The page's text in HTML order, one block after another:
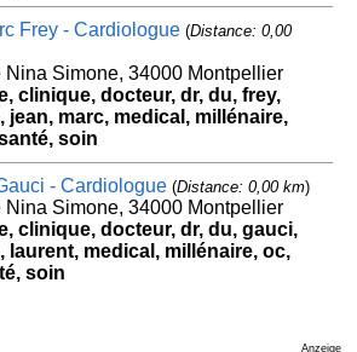
Frey - Cardiologue(Distance: 0,00
Nina Simone, 34000 Montpellier
clinique, docteur, dr, du, frey,
jean, marc, medical, millénaire,
soin
- Cardiologue(Distance: 0,00 km)
Nina Simone, 34000 Montpellier
clinique, docteur, dr, du, gauci,
laurent, medical, millénaire, oc,
soin
Anzeige